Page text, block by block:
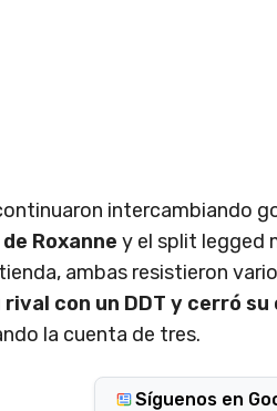
intercambiando
Roxanne y el split legged
ambas resistieron
con un DDT y cerró
la cuenta de tres.
Síguenos en